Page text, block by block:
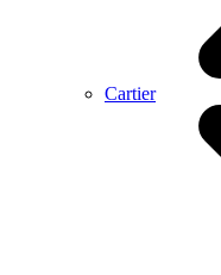
Cartier